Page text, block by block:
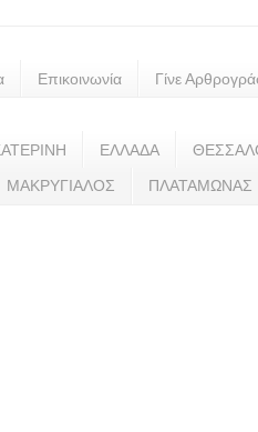
Επικοινωνία Γίνε
ΕΛΛΑΔΑ
ΜΑΚΡΥΓΙΑΛΟΣ ΠΛΑΤΑΜΩΝΑΣ